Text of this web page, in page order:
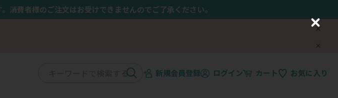
消費者様のご注文はお受けできませんのでご了承ください。
新規会員登録 ログイン カート お気に入り
C
o